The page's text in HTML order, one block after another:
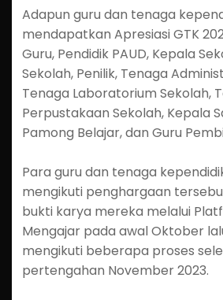
Adapun guru dan tenaga
mendapatkan Apresiasi GTK
Guru, Pendidik PAUD, Kepala
Sekolah, Penilik, Tenaga
Tenaga Laboratorium Sekolah,
Perpustakaan Sekolah, Kepala
Pamong Belajar, dan Guru
Para guru dan tenaga
mengikuti penghargaan
bukti karya mereka melalui
Mengajar pada awal Oktober
mengikuti beberapa proses
pertengahan November 2023.